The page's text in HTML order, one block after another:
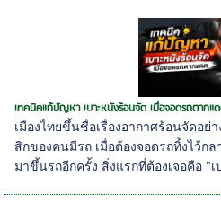
เทคนิคแก้ปัญหา เบาะหนังร้อนจัด เมื่อจอดรถตากแ
เมืองไทยขึ้นชื่อเรื่องอากาศร้อนจัดอ
สิกของคนมีรถ เมื่อต้องจอดรถทิ้งไว้ก
มาขึ้นรถอีกครั้ง สิ่งแรกที่ต้องเจอคือ "เ